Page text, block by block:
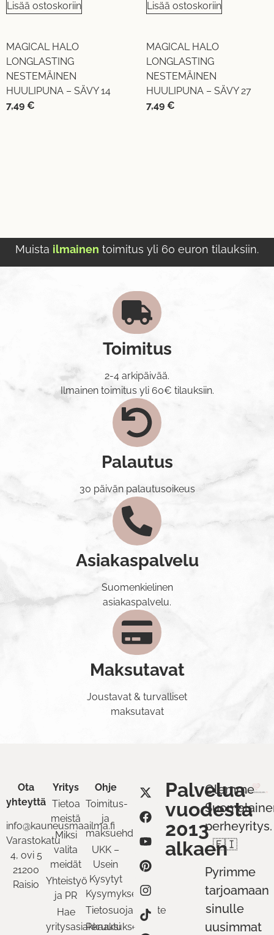
Lisää ostoskoriin
MAGICAL HALO
LONGLASTING
NESTEMÄINEN
HUULIPUNA – SÄVY 14
7,49 €
Lisää ostoskoriin
MAGICAL HALO
LONGLASTING
NESTEMÄINEN
HUULIPUNA – SÄVY 27
7,49 €
Muista ilmainen toimitus yli 60 euron tilauksiin.
Toimitus
2-4 arkipäivää.
Ilmainen toimitus yli 60€ tilauksiin.
Palautus
30 päivän palautusoikeus
Asiakaspalvelu
Suomenkielinen
asiakaspalvelu.
Maksutavat
Joustavat & turvalliset
maksutavat
Ota
yhteyttä
info@kauneusmaailma.fi
Varastokatu
4, ovi 5
21200
Raisio
Yritys
Tietoa
meistä
Miksi
valita
meidät
Yhteistyö
ja PR
Hae
yritysasiakkaaksi
Ohje
Toimitus-
ja
maksuehdot
UKK –
Usein
Kysytyt
Kysymykset
Tietosuojaseloste
Peruutukset
Palvelua
vuodesta
2013
alkaen
Olemme
perheyritys.
🇫🇮
Pyrimme
tarjoamaan
sinulle
uusimmat